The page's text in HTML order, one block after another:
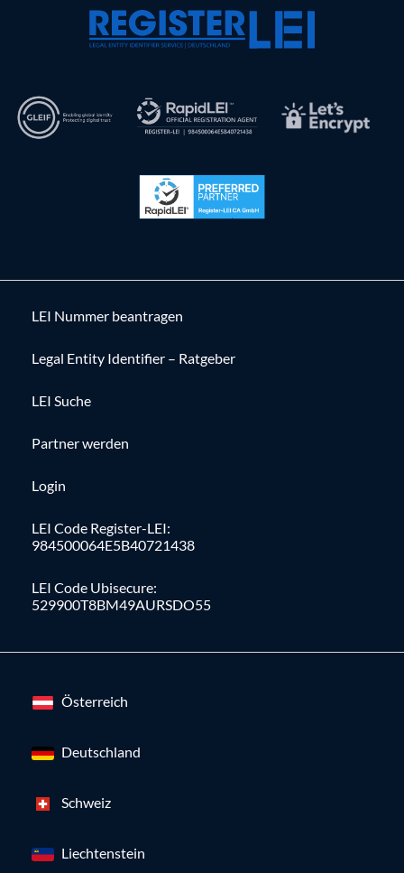
LEI Nummer beantragen
Legal Entity Identifier – Ratgeber
LEI Suche
Partner werden
Login
LEI Code Register-LEI:
984500064E5B40721438
LEI Code Ubisecure:
529900T8BM49AURSDO55
Österreich
Deutschland
Schweiz
Liechtenstein